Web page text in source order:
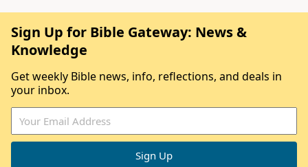
Sign Up for Bible Gateway: News &
Knowledge
Get weekly Bible news, info, reflections, and deals in
your inbox.